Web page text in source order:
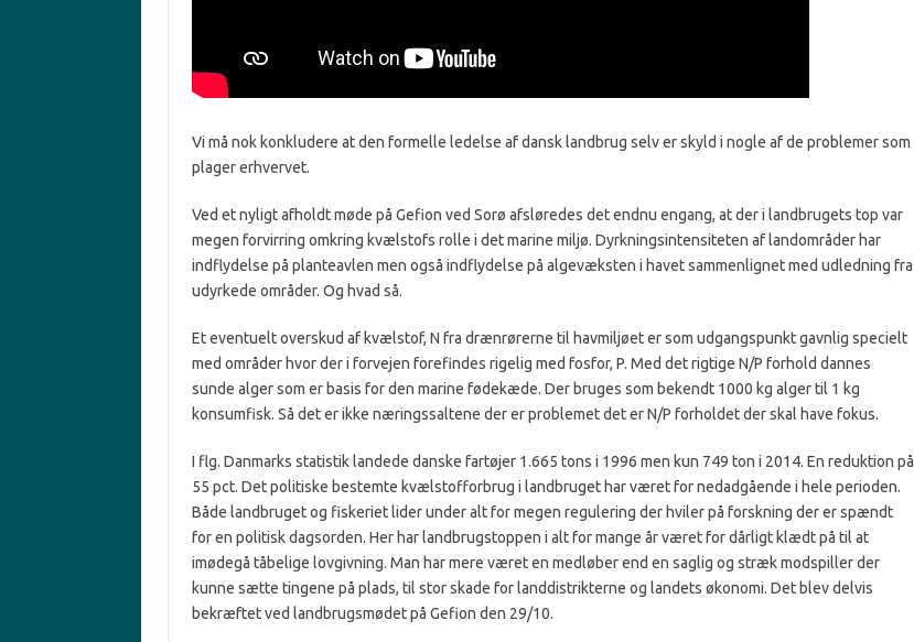
Vi må nok konkludere at den formelle ledelse af dansk landbrug selv er skyld i nogle af de problemer som
plager erhvervet.
Ved et nyligt afholdt møde på Gefion ved Sorø afsløredes det endnu engang, at der i landbrugets top var
megen forvirring omkring kvælstofs rolle i det marine miljø. Dyrkningsintensiteten af landområder har
indflydelse på planteavlen men også indflydelse på algevæksten i havet sammenlignet med udledning fra
udyrkede områder. Og hvad så.
Et eventuelt overskud af kvælstof, N fra drænrørerne til havmiljøet er som udgangspunkt gavnlig specielt
med områder hvor der i forvejen forefindes rigelig med fosfor, P. Med det rigtige N/P forhold dannes
sunde alger som er basis for den marine fødekæde. Der bruges som bekendt 1000 kg alger til 1 kg
konsumfisk. Så det er ikke næringssaltene der er problemet det er N/P forholdet der skal have fokus.
I flg. Danmarks statistik landede danske fartøjer 1.665 tons i 1996 men kun 749 ton i 2014. En reduktion på
55 pct. Det politiske bestemte kvælstofforbrug i landbruget har været for nedadgående i hele perioden.
Både landbruget og fiskeriet lider under alt for megen regulering der hviler på forskning der er spændt
for en politisk dagsorden. Her har landbrugstoppen i alt for mange år været for dårligt klædt på til at
imødegå tåbelige lovgivning. Man har mere været en medløber end en saglig og stræk modspiller der
kunne sætte tingene på plads, til stor skade for landdistrikterne og landets økonomi. Det blev delvis
bekræftet ved landbrugsmødet på Gefion den 29/10.